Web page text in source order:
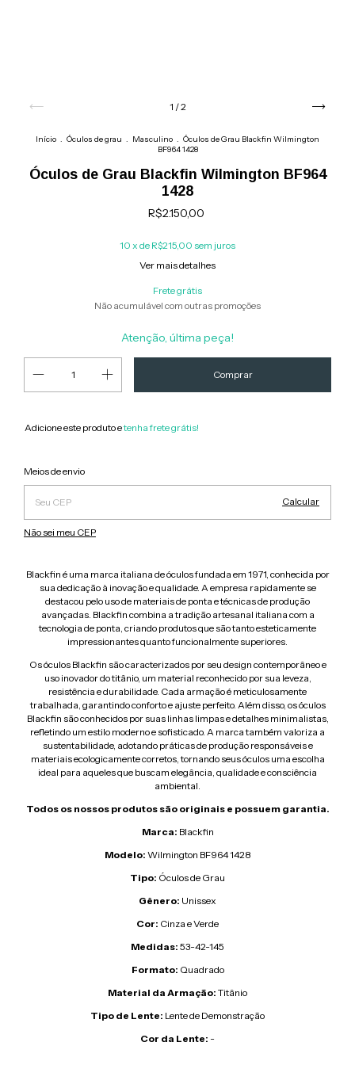
1 /2
Início . Óculos de grau . Masculino . Óculos de Grau Blackfin Wilmington
BF964 1428
Óculos de Grau Blackfin Wilmington BF964
1428
R$2.150,00
10 x de R$215,00 sem juros
Ver mais detalhes
Frete grátis
Não acumulável com outras promoções
Atenção, última peça!
Adicione este produto etenha frete grátis!
Entregas para o CEP:
Meios de envio
Calcular
Não sei meu CEP
Blackfin é uma marca italiana de óculos fundada em 1971, conhecida por
sua dedicação à inovação e qualidade. A empresa rapidamente se
destacou pelo uso de materiais de ponta e técnicas de produção
avançadas. Blackfin combina a tradição artesanal italiana com a
tecnologia de ponta, criando produtos que são tanto esteticamente
impressionantes quanto funcionalmente superiores.
Os óculos Blackfin são caracterizados por seu design contemporâneo e
uso inovador do titânio, um material reconhecido por sua leveza,
resistência e durabilidade. Cada armação é meticulosamente
trabalhada, garantindo conforto e ajuste perfeito. Além disso, os óculos
Blackfin são conhecidos por suas linhas limpas e detalhes minimalistas,
refletindo um estilo moderno e sofisticado. A marca também valoriza a
sustentabilidade, adotando práticas de produção responsáveis e
materiais ecologicamente corretos, tornando seus óculos uma escolha
ideal para aqueles que buscam elegância, qualidade e consciência
ambiental.
Todos os nossos produtos são originais e possuem garantia.
Marca: Blackfin
Modelo: Wilmington BF964 1428
Tipo: Óculos de Grau
Gênero: Unissex
Cor: Cinza e Verde
Medidas: 53-42-145
Formato: Quadrado
Material da Armação: Titânio
Tipo de Lente: Lente de Demonstração
Cor da Lente: -